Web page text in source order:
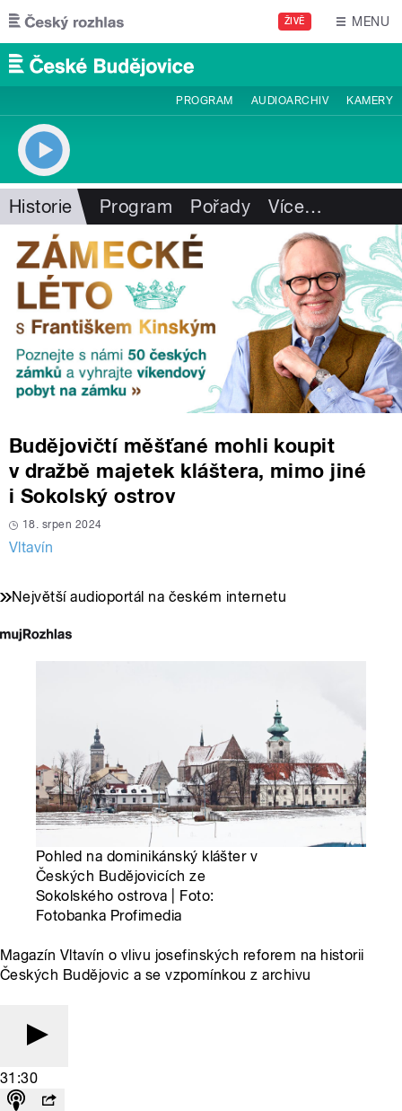
Přejít k hlavnímu obsahu
ŽIVĚ MENU
PROGRAM AUDIOARCHIV KAMERY
Historie Program Pořady Více…
Budějovičtí měšťané mohli koupit
v dražbě majetek kláštera, mimo jiné
i Sokolský ostrov
18. srpen 2024
Vltavín
Největší audioportál na českém internetu
Pohled na dominikánský klášter v
Českých Budějovicích ze
Sokolského ostrova | Foto:
Fotobanka Profimedia
Magazín Vltavín o vlivu josefinských reforem na historii
Českých Budějovic a se vzpomínkou z archivu
31:30